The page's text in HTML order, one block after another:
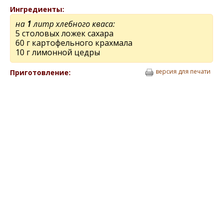
Ингредиенты:
на 1литр хлебного кваса:
5 столовых ложек сахара
60 г картофельного крахмала
10 г лимонной цедры
Приготовление: версия для печати